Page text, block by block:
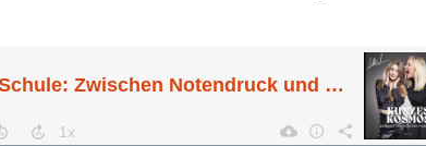
Realtalk-Schule: Zwischen Notendruck und Zukunftsangst